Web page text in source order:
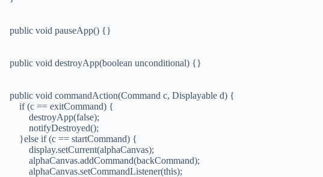
public void pauseApp() {}
public void destroyApp(boolean unconditional) {}
public void commandAction(Command c, Displayable d) {
if (c == exitCommand) {
destroyApp(false);
notifyDestroyed();
}else if (c == startCommand) {
display.setCurrent(alphaCanvas);
alphaCanvas.addCommand(backCommand);
alphaCanvas.setCommandListener(this);